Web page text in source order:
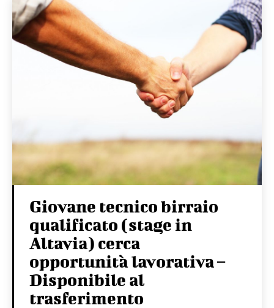
Giovane tecnico birraio
qualificato (stage in
Altavia) cerca
opportunità lavorativa –
Disponibile al
trasferimento